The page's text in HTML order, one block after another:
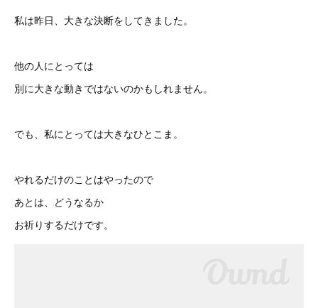
私は昨日、大きな決断をしてきました。
他の人にとっては
別に大きな動きではないのかもしれません。
でも、私にとっては大きなひとこま。
やれるだけのことはやったので
あとは、どうなるか
お祈りするだけです。